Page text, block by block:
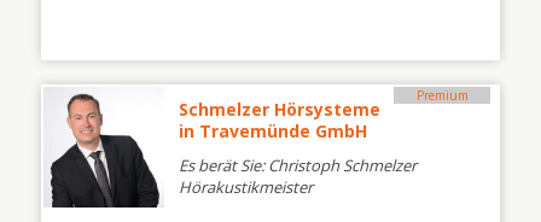
Premium
Schmelzer Hörsysteme
in Travemünde GmbH
Es berät Sie: Christoph Schmelzer
Hörakustikmeister